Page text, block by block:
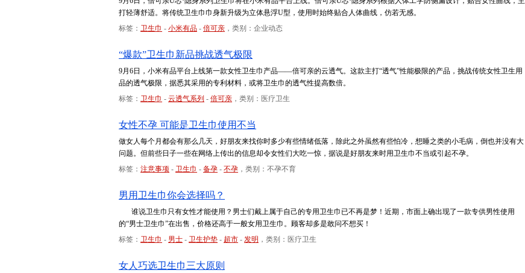
打轻薄舒适。将传统卫生巾巾身新升级为立体悬浮U型，使用时始终贴合人体曲线，仿若无感。
标签： 卫生巾 - 小米有品 - 倍可亲 ，类别：企业动态
“爆款”卫生巾新品挑战透气极限
9月6日，小米有品平台上线第一款女性卫生巾产品——倍可亲的云透气。这款主打“透气”性能极限的产品，挑战传统女性卫生用
品的透气极限，据悉其采用的专利材料，或将卫生巾的透气性提高数倍。
标签： 卫生巾 - 云透气系列 - 倍可亲 ，类别：医疗卫生
女性不孕 可能是卫生巾使用不当
做女人每个月都会有那么几天，好朋友来找你时多少有些情绪低落，除此之外虽然有些怕冷，想睡之类的小毛病，倒也并没有大
问题。但前些日子一些在网络上传出的信息却令女性们大吃一惊，据说是好朋友来时用卫生巾不当或引起不孕。
标签： 注意事项 - 卫生巾 - 备孕 - 不孕 ，类别：不孕不育
男用卫生巾你会选择吗？
谁说卫生巾只有女性才能使用？男士们戴上属于自己的专用卫生巾已不再是梦！近期，市面上确出现了一款专供男性使用
的“男士卫生巾”在出售，价格还高于一般女用卫生巾。顾客却多是敢问不想买！
标签： 卫生巾 - 男士 - 卫生护垫 - 超市 - 发明 ，类别：医疗卫生
女人巧选卫生巾三大原则